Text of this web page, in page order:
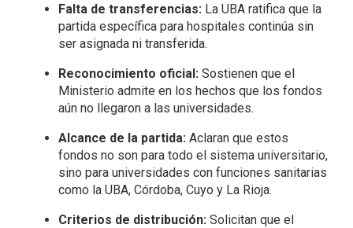
Falta de transferencias:La UBA ratifica que la
partida específica para hospitales continúa sin
ser asignada ni transferida.
Reconocimiento oficial:Sostienen que el
Ministerio admite en los hechos que los fondos
aún no llegaron a las universidades.
Alcance de la partida:Aclaran que estos
fondos no son para todo el sistema universitario,
sino para universidades con funciones sanitarias
como la UBA, Córdoba, Cuyo y La Rioja.
Criterios de distribución:Solicitan que el